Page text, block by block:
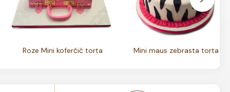
Roze Mini koferčić torta Mini maus zebrasta torta